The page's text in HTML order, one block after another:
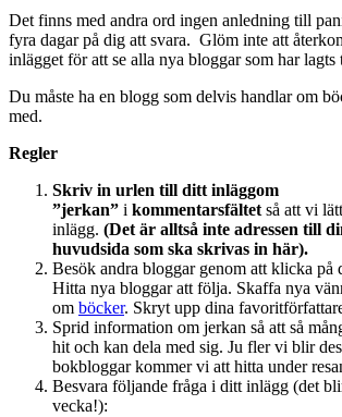
Det finns med andra ord ingen anledning till
fyra dagar på dig att svara. Glöm inte att
inlägget för att se alla nya bloggar som har
Du måste ha en blogg som delvis handlar om
med.
Regler
Skriv in urlen till ditt inläggom
”jerkan” i kommentarsfältet så att vi
inlägg. (Det är alltså inte adressen till
huvudsida som ska skrivas in här).
Besök andra bloggar genom att klicka på
Hitta nya bloggar att följa. Skaffa nya
om böcker. Skryt upp dina
Sprid information om jerkan så att så
hit och kan dela med sig. Ju fler vi blir
bokbloggar kommer vi att hitta under
Besvara följande fråga i ditt inlägg (det
vecka!):